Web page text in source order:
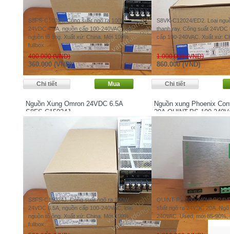
S8FS-C10024. Công suất ngõ ra 100W
24VDC 4.5A, nguồn cấp 100-240VAC, loại
nguồn tổ ông. Xuất xứ: China. Mới 100%,
fullbox.
400.000 (VND)
360.000 (VND)
S8VK-C12024/ED2. Loại
thanh ray. Công suất 24VDC
cấp 100-240VAC. Xuất xứ:
1.000.000 (VND)
860.000 (VND)
Nguồn Xung Omron 24VDC 6.5A
S8FS-C15024J
S8FS-C15024J. Công suất ngõ ra 100W
24VDC 6.5A, nguồn cấp 100-240VAC, loại
nguồn tổ ông. Xuất xứ: China. Mới 100%,
fullbox.
Nguồn xung Phoenix
20A QUINT-PS-100-
QUINT-PS-100-240VAC/
suất ngõ ra 24VDC 20A.
240VAC. Used, mới 85-90%,